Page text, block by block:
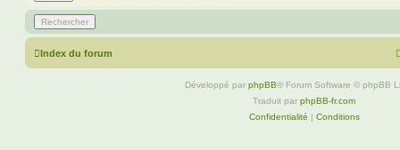
Index du forum
Développé par phpBB® Forum Software © phpBB
Traduit par phpBB-fr.com
Confidentialité | Conditions